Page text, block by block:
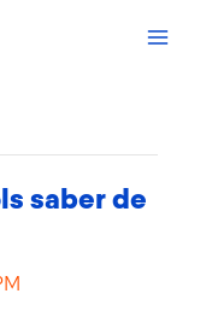
saber de